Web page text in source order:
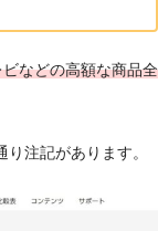
などの高額な商品全
注記があります。